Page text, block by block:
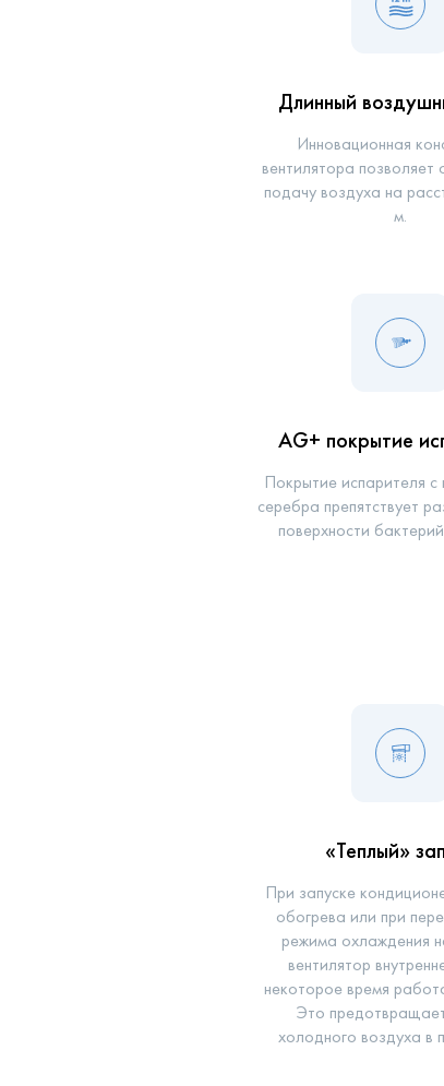
Длинный
Инновационная
вентилятора позволяет
подачу воздуха на
м.
AG+ покрытие
Покрытие испарителя
серебра препятствует
поверхности
«Теплый»
При запуске
обогрева или при
режима охлаждения
вентилятор
некоторое время
Это
холодного воздуха в